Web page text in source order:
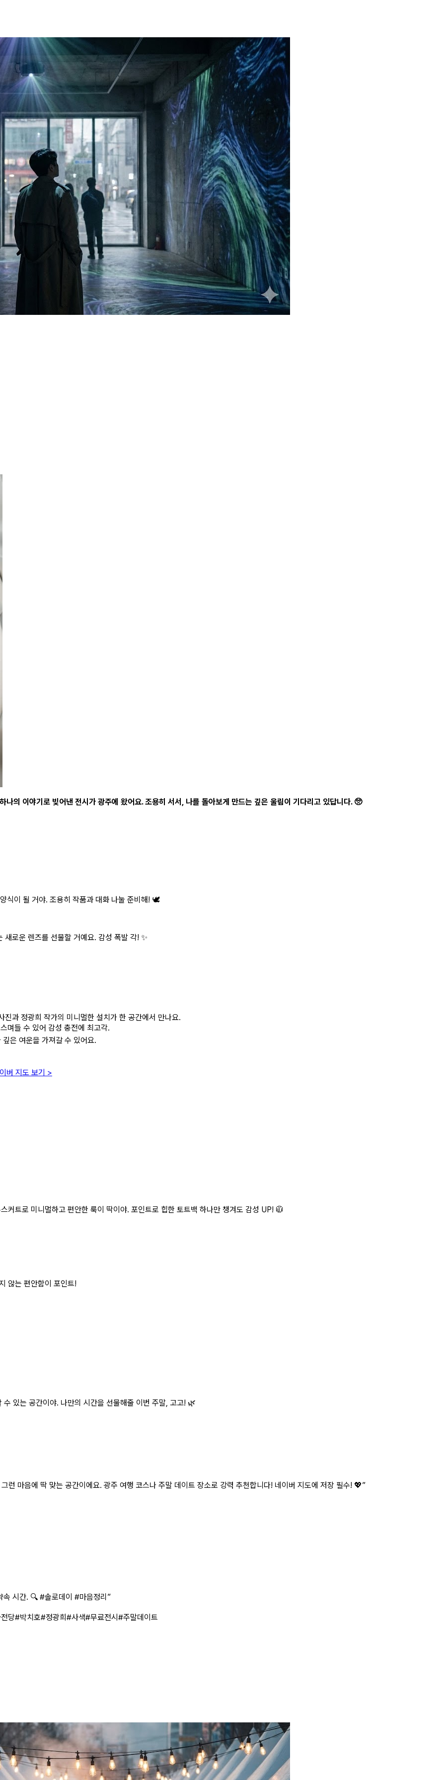
의 이야기로 빚어낸 전시가 광주에 왔어요. 조용히 서서, 나를 돌아보게 만드는 깊은 울림이 기다리고 있답니다. 🥺
식이 될 거야. 조용히 작품과 대화 나눌 준비해! 🕊️
로운 렌즈를 선물할 거예요. 감성 폭발 각! ✨
과 정광희 작가의 미니멀한 설치가 한 공간에서 만나요.
며들 수 있어 감성 충전에 최고각.
은 여운을 가져갈 수 있어요.
버 지도 보기 >
커트로 미니멀하고 편안한 룩이 딱이야. 포인트로 힙한 토트백 하나만 챙겨도 감성 UP! 🧥
않는 편안함이 포인트!
있는 공간이야. 나만의 시간을 선물해줄 이번 주말, 고고! 🌿
런 마음에 딱 맞는 공간이에요. 광주 여행 코스나 주말 데이트 장소로 강력 추천합니다! 네이버 지도에 저장 필수! 💖”
시간. 🔍 #솔로데이 #마음정리 ”
당#박치호#정광희#사색#무료전시 #주말데이트